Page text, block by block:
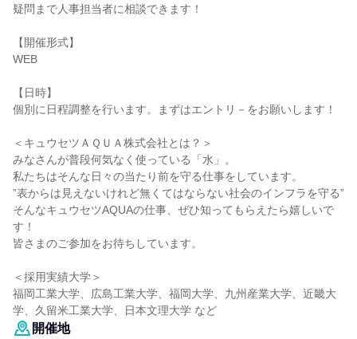
疑問まで人事担当者に相談できます！
【開催形式】
WEB
【日時】
個別に日程調整を行います。まずはエントリ－をお願いします！
＜キュウセツＡＱＵＡ株式会社とは？＞
みなさんが普段何気なく使っている「水」。
私たちはそんな日々の当たり前を守る仕事をしています。
”表からは見えないけれど無くてはならない社会のインフラを守る”
そんなキュウセツAQUAの仕事、ぜひ知ってもらえたら嬉しいで
す！
皆さまのご参加をお待ちしています。
＜採用実績大学＞
福岡工業大学、広島工業大学、福岡大学、九州産業大学、近畿大
学、久留米工業大学、日本文理大学 など
開催地